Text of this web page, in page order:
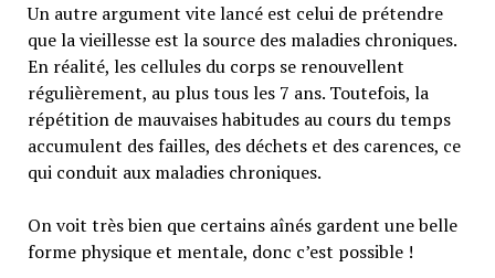
Un autre argument vite lancé est celui de prétendre
que la vieillesse est la source des maladies chroniques.
En réalité, les cellules du corps se renouvellent
régulièrement, au plus tous les 7 ans. Toutefois, la
répétition de mauvaises habitudes au cours du temps
accumulent des failles, des déchets et des carences, ce
qui conduit aux maladies chroniques.
On voit très bien que certains aînés gardent une belle
forme physique et mentale, donc c’est possible !